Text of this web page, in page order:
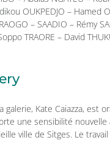
OUKPEDJO – Hamed
– SAADIO – Rémy
TRAORE – David
galerie, Kate Caiazza, est
une sensibilité nouvelle
ville de Sitges. Le